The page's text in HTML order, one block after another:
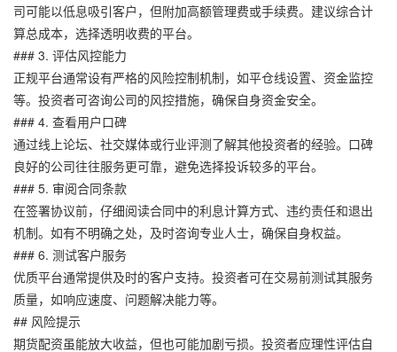
司可能以低息吸引客户，但附加高额管理费或手续费。建议综合计
算总成本，选择透明收费的平台。
### 3. 评估风控能力
正规平台通常设有严格的风险控制机制，如平仓线设置、资金监控
等。投资者可咨询公司的风控措施，确保自身资金安全。
### 4. 查看用户口碑
通过线上论坛、社交媒体或行业评测了解其他投资者的经验。口碑
良好的公司往往服务更可靠，避免选择投诉较多的平台。
### 5. 审阅合同条款
在签署协议前，仔细阅读合同中的利息计算方式、违约责任和退出
机制。如有不明确之处，及时咨询专业人士，确保自身权益。
### 6. 测试客户服务
优质平台通常提供及时的客户支持。投资者可在交易前测试其服务
质量，如响应速度、问题解决能力等。
## 风险提示
期货配资虽能放大收益，但也可能加剧亏损。投资者应理性评估自